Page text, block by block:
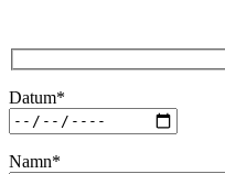
Datum*
Namn*